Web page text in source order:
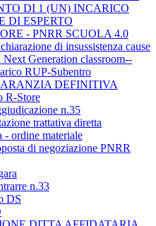
DI 1 (UN) INCARICO
DI ESPERTO
- PNRR SCUOLA 4.0
di insussistenza cause
Generation classroom--
RUP-Subentro
DEFINITIVA
R-Store
n.35
trattativa diretta
- ordine materiale
di negoziazione PNRR
n.33
DS